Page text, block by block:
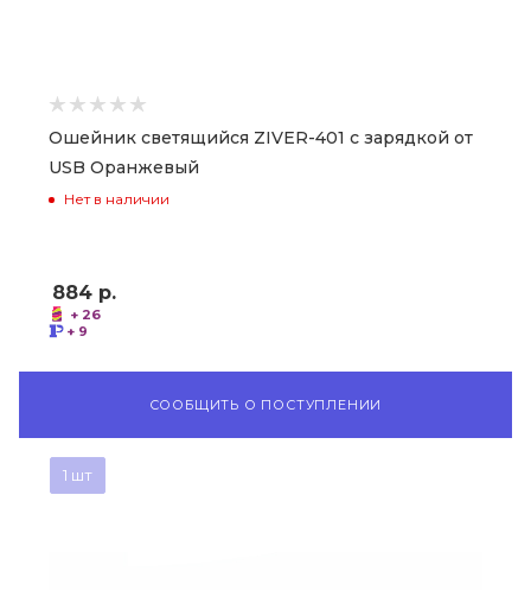
Ошейник светящийся ZIVER-401 с зарядкой от
USB Оранжевый
Нет в наличии
884 р.
+ 26
+ 9
СООБЩИТЬ О ПОСТУПЛЕНИИ
1 шт